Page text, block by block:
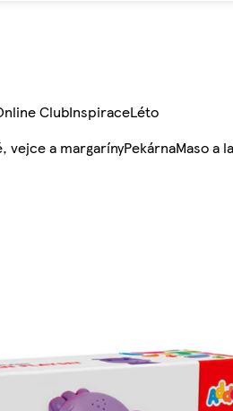
ClubInspiraceLéto
vejce a margarínyPekárnaMaso a